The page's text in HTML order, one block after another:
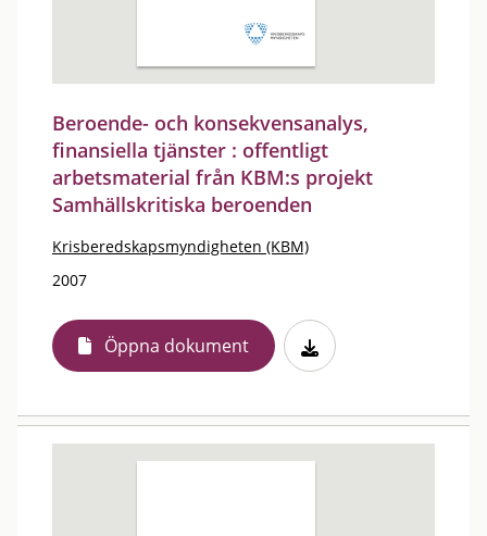
Beroende- och konsekvensanalys,
finansiella tjänster : offentligt
arbetsmaterial från KBM:s projekt
Samhällskritiska beroenden
Krisberedskapsmyndigheten (KBM)
2007
Öppna dokument